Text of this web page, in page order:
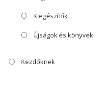
Kiegészítők
Újságok és könyvek
Kezdőknek